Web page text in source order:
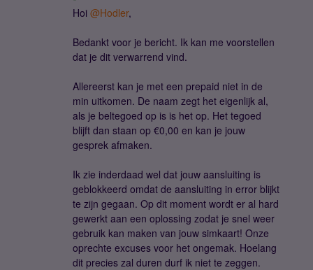
Hoi ​ @Hodler,
Bedankt voor je bericht. Ik kan me voorstellen
dat je dit verwarrend vind.
Allereerst kan je met een prepaid niet in de
min uitkomen. De naam zegt het eigenlijk al,
als je beltegoed op is is het op. Het tegoed
blijft dan staan op €0,00 en kan je jouw
gesprek afmaken.
Ik zie inderdaad wel dat jouw aansluiting is
geblokkeerd omdat de aansluiting in error blijkt
te zijn gegaan. Op dit moment wordt er al hard
gewerkt aan een oplossing zodat je snel weer
gebruik kan maken van jouw simkaart! Onze
oprechte excuses voor het ongemak. Hoelang
dit precies zal duren durf ik niet te zeggen.